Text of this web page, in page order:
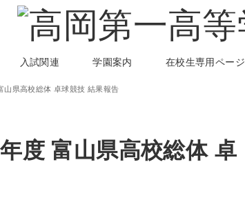
入試関連 学園案内 在校生専用ページ
山県高校総体 卓球競技 結果報告
度 富山県高校総体 卓